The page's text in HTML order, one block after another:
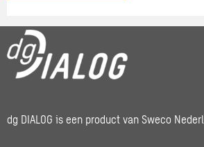
Meer
informatie
over:
Fanny
dg DIALOG is een product van Sweco